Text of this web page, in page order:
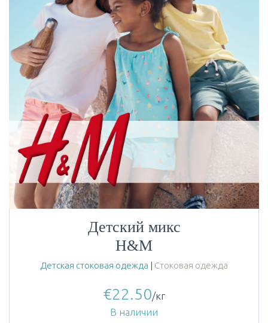
Детский микс
H&M
Детская стоковая одежда | Стоковая одежда
€22.50/кг
В наличии